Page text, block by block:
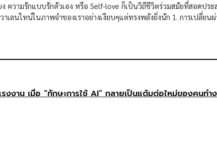
ความรักแบบรักตัวเอง หรือ Self-love ก็เป็นวิถีชีวิตร่วมสมัยที่สอดป
นไทน์ในภาพจำของเราอย่างเงียบๆแต่ทรงพลังยิ่งนัก 1. การเปลี่ย
งาน เมื่อ “ทักษะการใช้ AI” กลายเป็นแต้มต่อใหม่ของคนทำ